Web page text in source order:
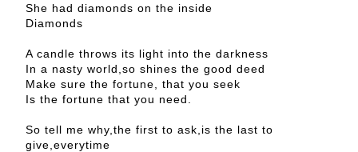
She had diamonds on the inside
Diamonds
A candle throws its light into the darkness
In a nasty world,so shines the good deed
Make sure the fortune, that you seek
Is the fortune that you need.
So tell me why,the first to ask,is the last to
give,everytime